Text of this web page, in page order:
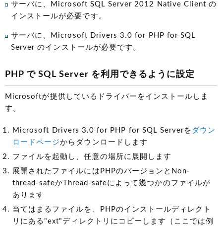
サーバに、Microsoft SQL Server 2012 Native Client の
インストールが必要です。
サーバに、Microsoft Drivers 3.0 for PHP for SQL
Server のインストールが必要です。
PHP で SQL Server を利用できるように設定
Microsoftが提供しているドライバーをインストールしま
す。
Microsoft Drivers 3.0 for PHP for SQL Serverを ダウン
ロードページからダウンロードします
ファイルを起動し、任意の場所に展開します
展開されたファイルにはPHPのバージョンとNon-
thread-safeかThread-safeによって幾つかのファイルが
あります
当てはまるファイルを、PHPのインストールディレクト
リにある"ext"ディレクトリにコピーします（ここでは例